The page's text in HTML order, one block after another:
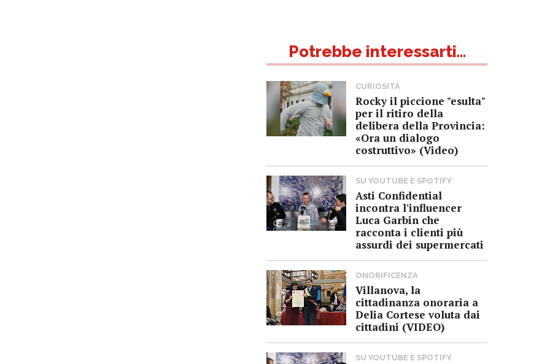
Potrebbe interessarti...
CURIOSITÀ
Rocky il piccione "esulta"
per il ritiro della
delibera della Provincia:
«Ora un dialogo
costruttivo» (Video)
SU YOUTUBE E SPOTIFY
Asti Confidential
incontra l'influencer
Luca Garbin che
racconta i clienti più
assurdi dei supermercati
ONORIFICENZA
Villanova, la
cittadinanza onoraria a
Delia Cortese voluta dai
cittadini (VIDEO)
SU YOUTUBE E SPOTIFY